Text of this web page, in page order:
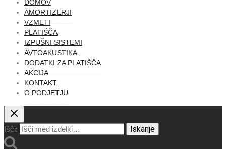
DOMOV
AMORTIZERJI
VZMETI
PLATIŠČA
IZPUŠNI SISTEMI
AVTOAKUSTIKA
DODATKI ZA PLATIŠČA
AKCIJA
KONTAKT
O PODJETJU
Išči: Iskanje